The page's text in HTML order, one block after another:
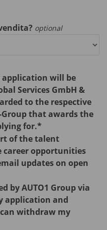
optional
application will be
Services GmbH &
to the respective
Group that awards the
for.*
of the talent
opportunities
updates on open
by AUTO1 Group via
application and
withdraw my